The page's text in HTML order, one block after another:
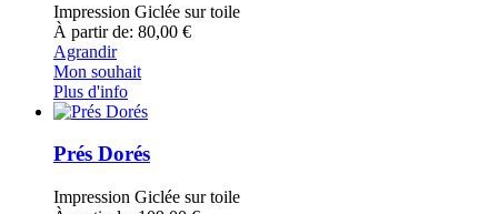
Impression Giclée sur toile
À partir de: 80,00 €
Agrandir
Mon souhait
Plus d'info
Prés Dorés
Impression Giclée sur toile